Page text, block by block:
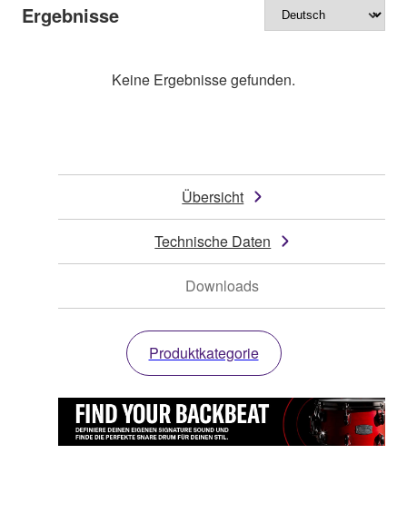
Ergebnisse
Keine Ergebnisse gefunden.
Übersicht
Technische Daten
Downloads
Produktkategorie